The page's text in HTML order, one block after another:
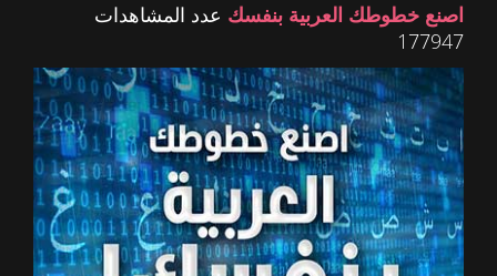
اصنع خطوطك العربية بنفسك عدد المشاهدات
177947